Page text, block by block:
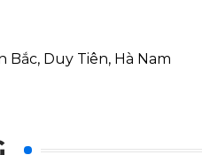
Duy Tiên, Hà Nam